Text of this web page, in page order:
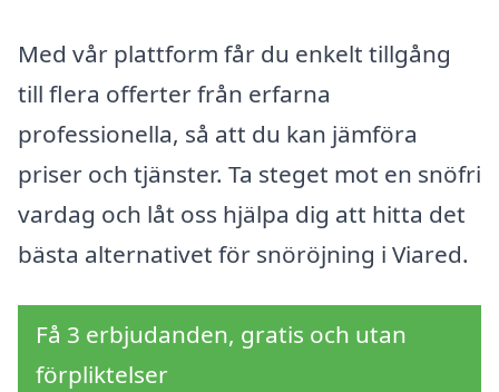
Med vår plattform får du enkelt tillgång
till flera offerter från erfarna
professionella, så att du kan jämföra
priser och tjänster. Ta steget mot en snöfri
vardag och låt oss hjälpa dig att hitta det
bästa alternativet för snöröjning i Viared.
Få 3 erbjudanden, gratis och utan
förpliktelser